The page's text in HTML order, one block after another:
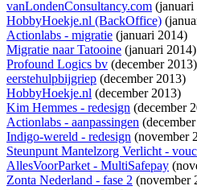
vanLondenConsultancy.com (januari
HobbyHoekje.nl (BackOffice)
Actionlabs - migratie (januari 2014)
Migratie naar Tatooine (januari 2014)
Profound Logics bv (december 2013)
eerstehulpbijgriep (december 2013)
HobbyHoekje.nl (december 2013)
Kim Hemmes - redesign (december
Actionlabs - aanpassingen
Indigo-wereld - redesign (november
Steunpunt Mantelzorg Verlicht -
AllesVoorParket - MultiSafepay
Zonta Nederland - fase 2 (november